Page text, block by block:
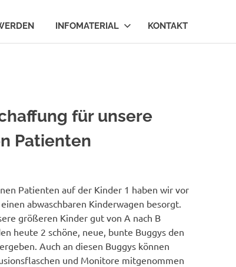
INFOMATERIAL KONTAKT
für unsere
Patienten
Patienten auf der Kinder 1 haben wir vor
abwaschbaren Kinderwagen besorgt.
größeren Kinder gut von A nach B
heute 2 schöne, neue, bunte Buggys den
Auch an diesen Buggys können
und Monitore mitgenommen